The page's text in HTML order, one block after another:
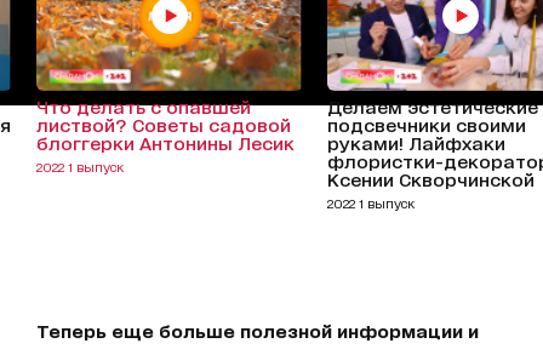
Что делать с опавшей
листвой? Советы садовой
блоггерки Антонины Лесик
2022 1 выпуск
Делаем эстетические
подсвечники своими
руками! Лайфхаки
флористки-
Ксении Скворчинской
2022 1 выпуск
Теперь еще больше полезной информации и